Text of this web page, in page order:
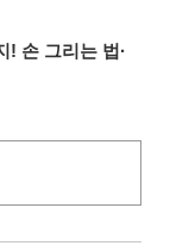
! 손 그리는 법∙